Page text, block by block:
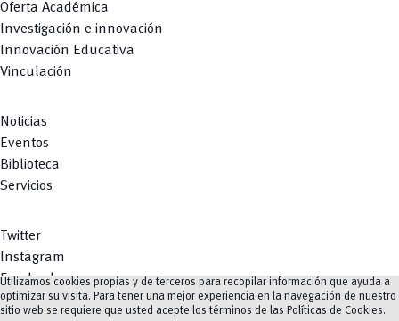
Oferta Académica
Investigación e innovación
Innovación Educativa
Vinculación
Noticias
Eventos
Biblioteca
Servicios
Twitter
Instagram
Facebook
Youtube
Utilizamos cookies propias y de terceros para recopilar información que ayuda a
optimizar su visita. Para tener una mejor experiencia en la navegación de nuestro
sitio web se requiere que usted acepte los términos de las Políticas de Cookies.